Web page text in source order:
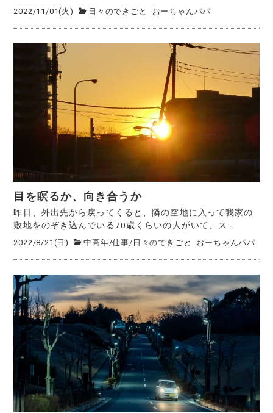
2022/11/01(火) 日々のできごと おーちゃんパパ
目を瞑るか、向き合うか
昨日、外出先から戻ってくると、隣の空地に入って我家の
敷地をのぞき込んでいる70歳くらいの人がいて、ス...
2022/8/21(日) 中高年/仕事/ 日々のできごと おーちゃんパパ